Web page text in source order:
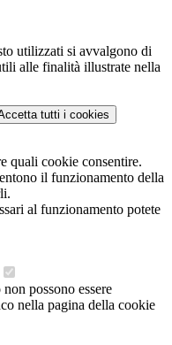
utilizzati si avvalgono di
alle finalità illustrate nella
tutti i cookies
quali cookie consentire.
il funzionamento della
al funzionamento potete
possono essere
nella pagina della cookie